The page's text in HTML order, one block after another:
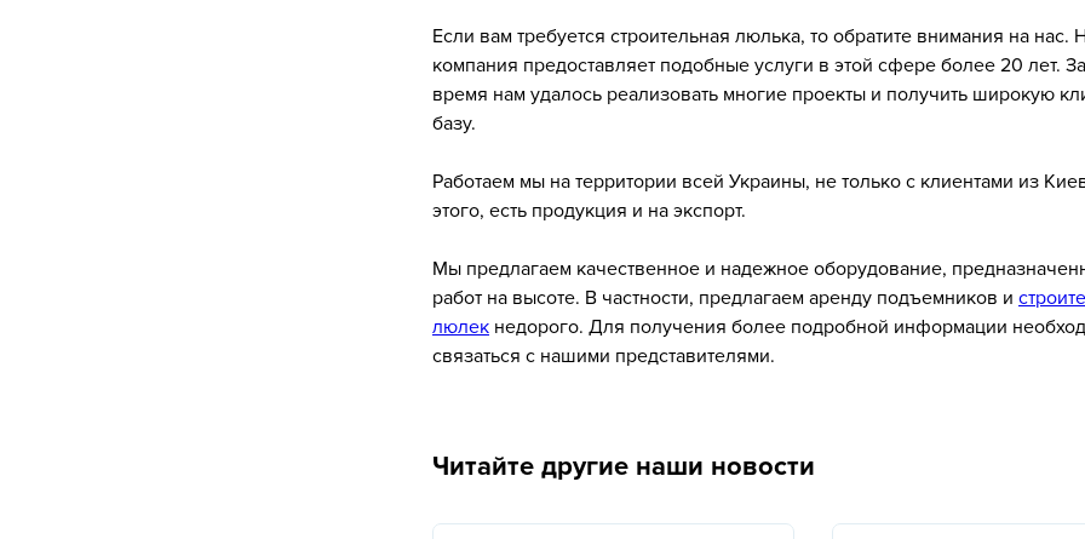
Если вам требуется строительная люлька, то обратите внимания на нас.
компания предоставляет подобные услуги в этой сфере более 20 лет.
время нам удалось реализовать многие проекты и получить широкую
базу.
Работаем мы на территории всей Украины, не только с клиентами из
этого, есть продукция и на экспорт.
Мы предлагаем качественное и надежное оборудование,
работ на высоте. В частности, предлагаем аренду подъемников и
люлек недорого. Для получения более подробной информации
связаться с нашими представителями.
Читайте другие наши новости